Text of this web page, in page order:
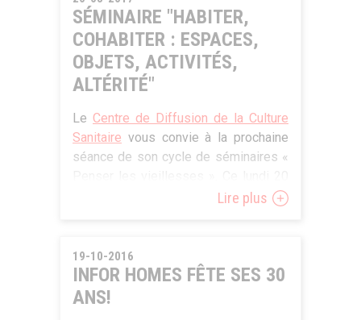
partager nos expériences, et
d’alimenter la réflexion autour d’outils
propres à la région bruxelloise.
Pour plus de renseignements et
completà télécharger ici
SÉMINAIRE "HABITER,
COHABITER : ESPACES,
OBJETS, ACTIVITÉS,
ALTÉRITÉ"
Le Centre de Diffusion de la Culture
Sanitaire vous convie à la prochaine
séance de son cycle de séminaires «
mars, Jean Paul Filiod, sociologue à
(TIPO), y proposera une
communication intitulée : Habiter,
cohabiter : espaces, objets, activités,
Lire plus
19-10-2016
INFOR HOMES FÊTE SES 30
ANS!